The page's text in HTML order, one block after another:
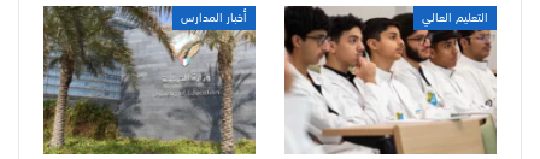
التعليم العالي أخبار المدارس